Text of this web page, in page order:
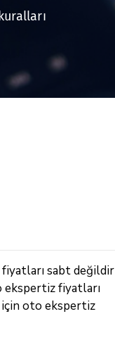
sabt değildir
fiyatları
oto ekspertiz